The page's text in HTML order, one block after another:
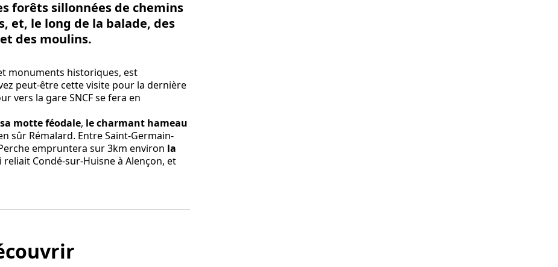
forêts sillonnées de chemins
et, le long de la balade, des
des moulins.
monuments historiques, est
peut-être cette visite pour la dernière
vers la gare SNCF se fera en
motte féodale, le charmant hameau
sûr Rémalard. Entre Saint-Germain-
empruntera sur 3km environ la
Condé-sur-Huisne à Alençon, et